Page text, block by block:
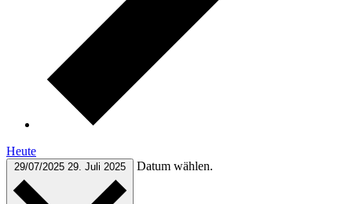
Heute
29/07/2025 29. Juli 2025 Datum wählen.